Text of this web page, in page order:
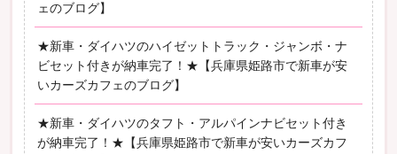
ェのブログ】
★新車・ダイハツのハイゼットトラック・ジャンボ・ナ
ビセット付きが納車完了！★【兵庫県姫路市で新車が安
いカーズカフェのブログ】
★新車・ダイハツのタフト・アルパインナビセット付き
が納車完了！★【兵庫県姫路市で新車が安いカーズカフ